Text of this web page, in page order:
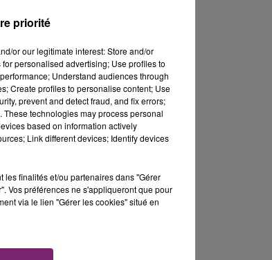
pourtant parti
priorité
or our legitimate interest: Store and/or
personalised advertising; Use profiles to
Understand audiences through
Create profiles to personalise content; Use
prevent and detect fraud, and fix errors;
technologies may process personal
based on information actively
Link different devices; Identify devices
les finalités et/ou partenaires dans "Gérer
Vos préférences ne s'appliqueront que pour
via le lien "Gérer les cookies" situé en